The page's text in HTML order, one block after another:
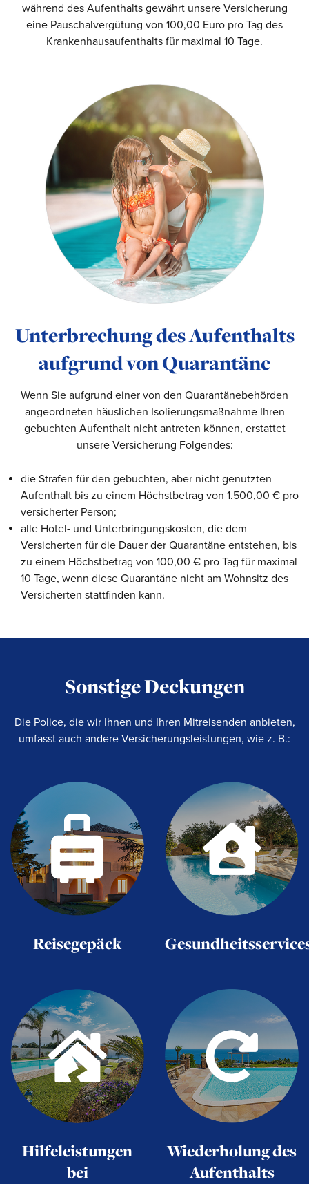
während des Aufenthalts gewährt unsere Versicherung
eine Pauschalvergütung von 100,00 Euro pro Tag des
Krankenhausaufenthalts für maximal 10 Tage.
Unterbrechung des Aufenthalts
aufgrund von Quarantäne
Wenn Sie aufgrund einer von den Quarantänebehörden
angeordneten häuslichen Isolierungsmaßnahme Ihren
gebuchten Aufenthalt nicht antreten können, erstattet
unsere Versicherung Folgendes:
die Strafen für den gebuchten, aber nicht genutzten
Aufenthalt bis zu einem Höchstbetrag von 1.500,00 € pro
versicherter Person;
alle Hotel- und Unterbringungskosten, die dem
Versicherten für die Dauer der Quarantäne entstehen, bis
zu einem Höchstbetrag von 100,00 € pro Tag für maximal
10 Tage, wenn diese Quarantäne nicht am Wohnsitz des
Versicherten stattfinden kann.
Sonstige Deckungen
Die Police, die wir Ihnen und Ihren Mitreisenden anbieten,
umfasst auch andere Versicherungsleistungen, wie z. B.:
Reisegepäck
Hilfeleistungen
bei
Wiederholung des
Aufenthalts